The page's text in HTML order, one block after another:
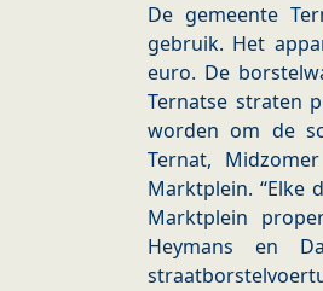
De gemeente
gebruik. Het
euro. De
Ternatse straten
worden om de
Ternat,
Marktplein. “Elke
Marktplein
Heymans en